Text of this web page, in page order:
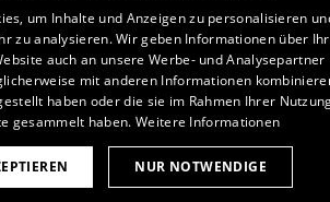
um Inhalte und Anzeigen zu personalisieren
zu analysieren. Wir geben Informationen über
auch an unsere Werbe- und Analysepartner
mit anderen Informationen
haben oder die sie im Rahmen Ihrer
gesammelt haben. Weitere Informationen
NUR NOTWENDIGE